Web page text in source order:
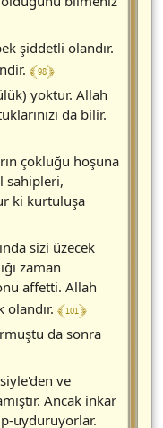
şiddetli olandır.
﴾ 98 ﴿
yoktur. Allah
da bilir.
çokluğu hoşuna
sahipleri,
ki kurtuluşa
sizi üzecek
zaman
affetti. Allah
olandır. ﴾ 101 ﴿
da sonra
ve
Ancak inkar
uyduruyorlar.